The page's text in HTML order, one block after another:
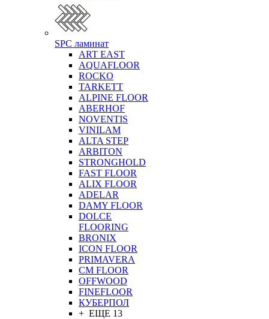
SPC ламинат
ART EAST
AQUAFLOOR
ROCKO
TARKETT
ALPINE FLOOR
ABERHOF
NOVENTIS
VINILAM
ALTA STEP
ARBITON
STRONGHOLD
FAST FLOOR
ALIX FLOOR
ADELAR
DAMY FLOOR
DOLCE
FLOORING
BRONIX
ICON FLOOR
PRIMAVERA
CM FLOOR
OFFWOOD
FINEFLOOR
КУБЕРПОЛ
+ ЕЩЕ 13